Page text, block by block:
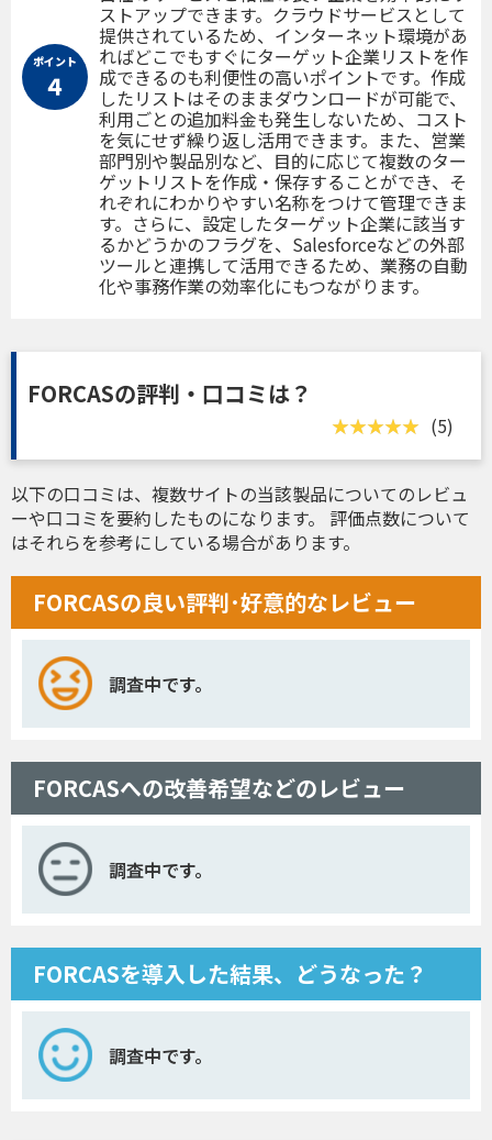
ポイント
４
ストアップできます。クラウドサービスとして
提供されているため、インターネット環境があ
ればどこでもすぐにターゲット企業リストを作
成できるのも利便性の高いポイントです。作成
したリストはそのままダウンロードが可能で、
利用ごとの追加料金も発生しないため、コスト
を気にせず繰り返し活用できます。また、営業
部門別や製品別など、目的に応じて複数のター
ゲットリストを作成・保存することができ、そ
れぞれにわかりやすい名称をつけて管理できま
す。さらに、設定したターゲット企業に該当す
るかどうかのフラグを、Salesforceなどの外部
ツールと連携して活用できるため、業務の自動
化や事務作業の効率化にもつながります。
FORCASの評判・口コミは？
(5)
以下の口コミは、複数サイトの当該製品についてのレビュ
ーや口コミを要約したものになります。 評価点数について
はそれらを参考にしている場合があります。
FORCASの良い評判･好意的なレビュー
調査中です。
FORCASへの改善希望などのレビュー
調査中です。
FORCASを導入した結果、どうなった？
調査中です。